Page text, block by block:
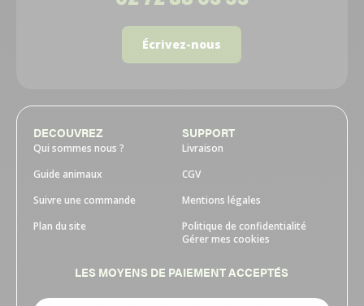
Écrivez-nous
DECOUVREZ
Qui sommes nous ?
Guide animaux
Suivre une commande
Plan du site
SUPPORT
Livraison
CGV
Mentions légales
Politique de confidentialité
Gérer mes cookies
LES MOYENS DE PAIEMENT ACCEPTÉS